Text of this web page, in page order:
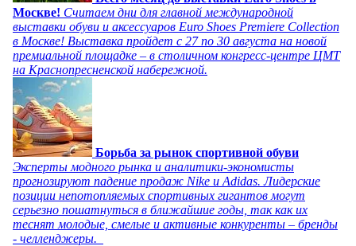
Москве! Считаем дни для главной международной
выставки обуви и аксессуаров Euro Shoes Premiere Collection
в Москве! Выставка пройдет с 27 по 30 августа на новой
премиальной площадке – в столичном конгресс-центре ЦМТ
на Краснопресненской набережной.
Борьба за рынок спортивной обуви
Эксперты модного рынка и аналитики-экономисты
прогнозируют падение продаж Nike и Adidas. Лидерские
позиции непотопляемых спортивных гигантов могут
серьезно пошатнуться в ближайшие годы, так как их
теснят молодые, смелые и активные конкуренты – бренды
- челленджеры.